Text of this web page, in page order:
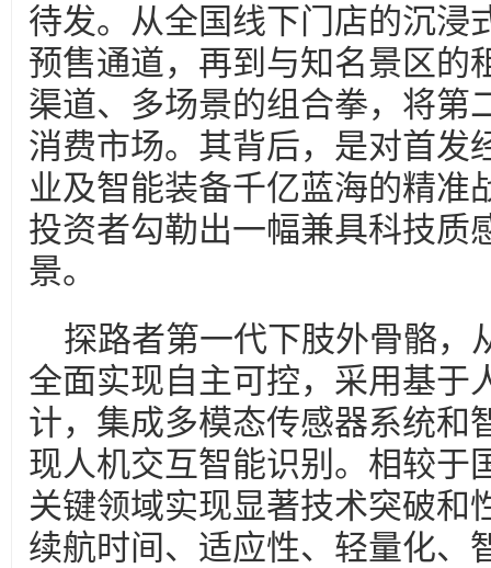
待发。从全国线下门店的沉浸
预售通道，再到与知名景区的
渠道、多场景的组合拳，将第
消费市场。其背后，是对首发
业及智能装备千亿蓝海的精准
投资者勾勒出一幅兼具科技质
景。
探路者第一代下肢外骨骼，
全面实现自主可控，采用基于
计，集成多模态传感器系统和
现人机交互智能识别。相较于
关键领域实现显著技术突破和
续航时间、适应性、轻量化、